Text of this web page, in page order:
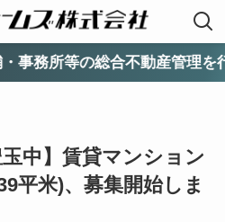
の総合不動産管理を行って
玉中】賃貸マンション
平米)、募集開始しま